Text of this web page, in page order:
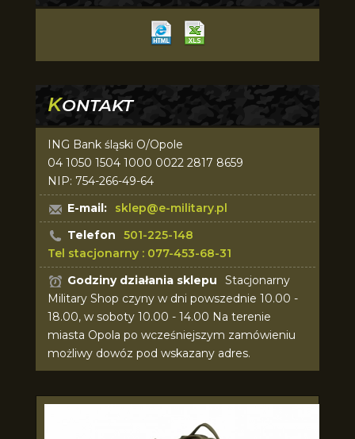
KONTAKT
ING Bank śląski O/Opole
04 1050 1504 1000 0022 2817 8659
NIP: 754-266-49-64
E-mail:
sklep@e-military.pl
Telefon
501-225-148
Tel stacjonarny : 077-453-68-31
Godziny działania sklepu
Stacjonarny
Military Shop czyny w dni powszednie 10.00 -
18.00, w soboty 10.00 - 14.00 Na terenie
miasta Opola po wcześniejszym zamówieniu
możliwy dowóz pod wskazany adres.